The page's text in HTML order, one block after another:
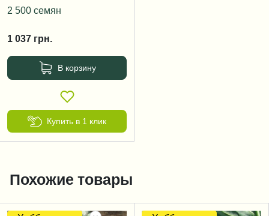
2 500 семян
1 037 грн.
В корзину
Купить в 1 клик
Похожие товары